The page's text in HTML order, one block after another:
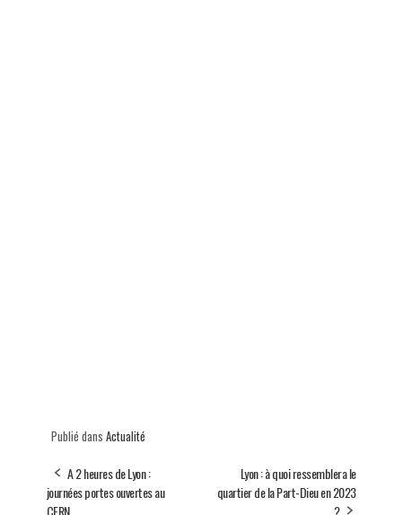
Publié dans Actualité
A 2 heures de Lyon :
journées portes ouvertes au
CERN
Lyon : à quoi ressemblera le
quartier de la Part-Dieu en 2023
?